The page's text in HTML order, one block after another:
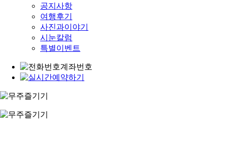
공지사항
여행후기
사진과이야기
시눈칼럼
특별이벤트